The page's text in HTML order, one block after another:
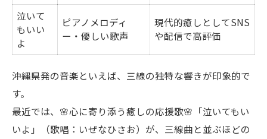
泣いて
もいい
よ
ピアノメロディ
ー・優しい歌声
現代的癒しとしてSNS
や配信で高評価
沖縄県発の音楽といえば、三線の独特な響きが印象的で
す。
最近では、🌸心に寄り添う癒しの応援歌🌸「泣いてもい
いよ」（歌唱：いぜなひさお）が、三線曲と並ぶほどの